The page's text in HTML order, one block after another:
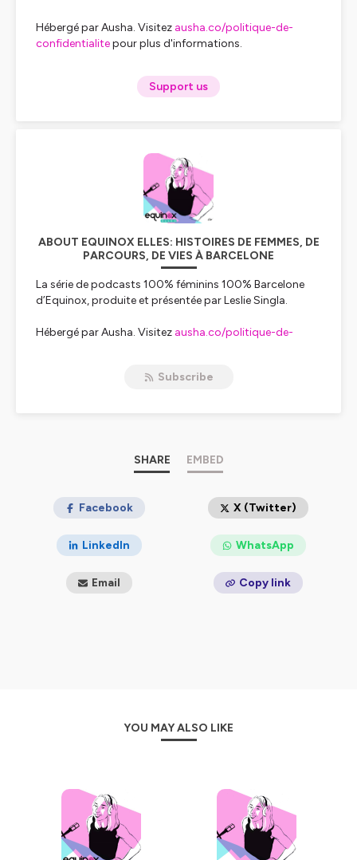
Hébergé par Ausha. Visitez ausha.co/politique-de-
confidentialitepour plus d'informations.
Support us
ABOUT EQUINOX ELLES: HISTOIRES DE FEMMES, DE
PARCOURS, DE VIES À BARCELONE
La série de podcasts 100% féminins 100% Barcelone
d’Equinox, produite et présentée par Leslie Singla.
Hébergé par Ausha. Visitez ausha.co/politique-de-
Subscribe
SHARE EMBED
Facebook X (Twitter)
LinkedIn WhatsApp
Email Copy link
YOU MAY ALSO LIKE